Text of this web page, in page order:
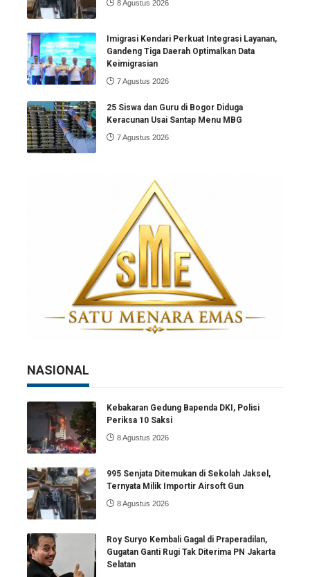
8 Agustus 2026
Imigrasi Kendari Perkuat Integrasi Layanan,
Gandeng Tiga Daerah Optimalkan Data
Keimigrasian
7 Agustus 2026
25 Siswa dan Guru di Bogor Diduga
Keracunan Usai Santap Menu MBG
7 Agustus 2026
NASIONAL
Kebakaran Gedung Bapenda DKI, Polisi
Periksa 10 Saksi
8 Agustus 2026
995 Senjata Ditemukan di Sekolah Jaksel,
Ternyata Milik Importir Airsoft Gun
8 Agustus 2026
Roy Suryo Kembali Gagal di Praperadilan,
Gugatan Ganti Rugi Tak Diterima PN Jakarta
Selatan